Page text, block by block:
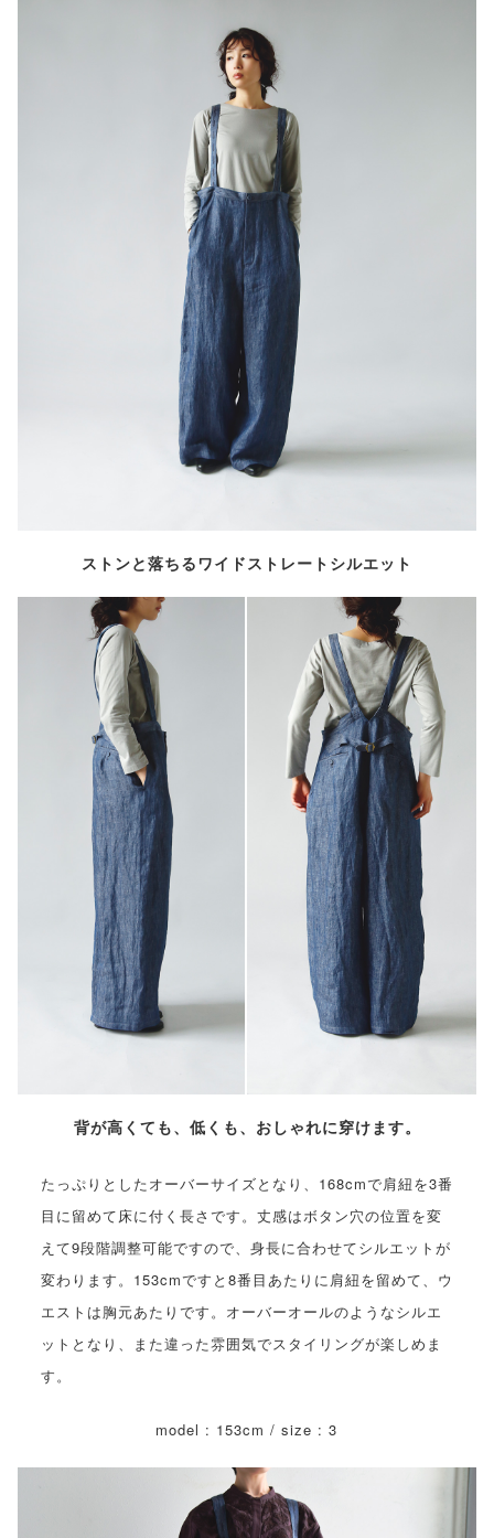
ストンと落ちるワイドストレートシルエット
背が高くても、低くも、おしゃれに穿けます。
たっぷりとしたオーバーサイズとなり、168cmで肩紐を3番
目に留めて床に付く長さです。丈感はボタン穴の位置を変
えて9段階調整可能ですので、身長に合わせてシルエットが
変わります。153cmですと8番目あたりに肩紐を留めて、ウ
エストは胸元あたりです。オーバーオールのようなシルエ
ットとなり、また違った雰囲気でスタイリングが楽しめま
す。
model : 153cm / size : 3